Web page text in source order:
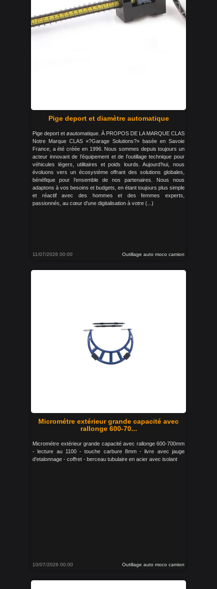
Pige deport et diamètre automatique
Pige deport et øautomatique. À PROPOS DE LA MARQUE CLAS
Notre Marque CLAS «?Garage Solutions?» basée en Savoie
France, a été créée en 1996. Nous sommes depuis toujours un
acteur innovant de l’équipement et de l’outillage technique pour
véhicules légers, utilitaires et poids lourds. Aujourd’hui, nous
évoluons vers un écosystème offrant des solutions globales,
bénéfique pour l’ensemble de nos partenaires. Nous nous
adaptons à vos besoins et budgets, en étant toujours plus simple
et réactif avec des hommes et des femmes experts,
passionnés, au cœur d’une digitalisation à votre (...)
11/07/2026 00:00 Outillage auto moco camion
Micrométre extérieur grande capacité avec
rallonge 600-70...
Micrométre extérieur grande capacité avec rallonge 600-700mm
- lecture au 1100 - touche carbure 8mm - livre avec jauge
d'etalonnage - coffret - berceau tubulaire en acier avec isolant
10/07/2026 00:00 Outillage auto moco camion